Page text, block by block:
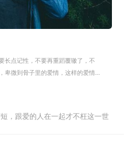
长点记性，不要再重蹈覆辙了，不
卑微到骨子里的爱情，这样的爱情
，跟爱的人在一起才不枉这一世